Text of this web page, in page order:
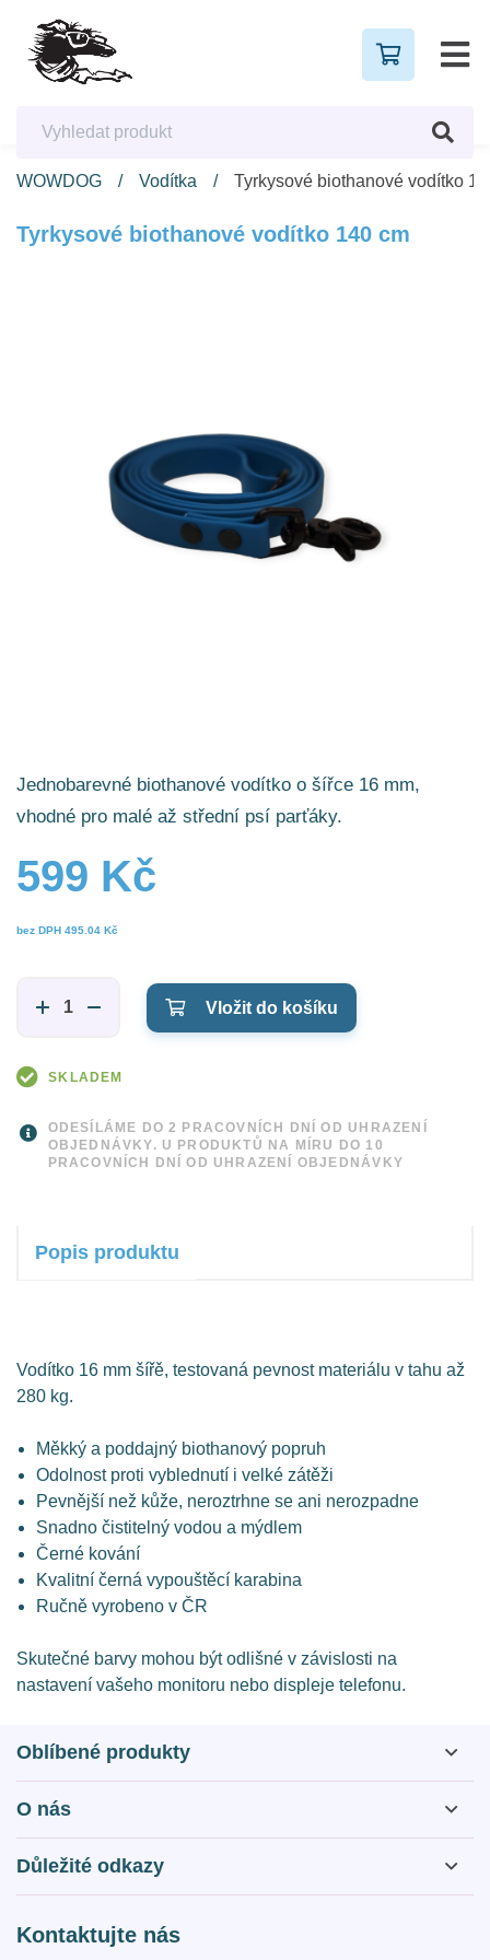
WOWDOG Vodítka Tyrkysové biothanové vodítko
Tyrkysové biothanové vodítko 140 cm
Jednobarevné biothanové vodítko o šířce 16 mm,
vhodné pro malé až střední psí parťáky.
599 Kč
bez DPH 495.04 Kč
Vložit do košíku
SKLADEM
ODESÍLÁME DO 2 PRACOVNÍCH DNÍ OD UHRAZENÍ
OBJEDNÁVKY. U PRODUKTŮ NA MÍRU DO 10
PRACOVNÍCH DNÍ OD UHRAZENÍ OBJEDNÁVKY
Popis produktu
Vodítko 16 mm šířě, testovaná pevnost materiálu v tahu až
280 kg.
Měkký a poddajný biothanový popruh
Odolnost proti vyblednutí i velké zátěži
Pevnější než kůže, neroztrhne se ani nerozpadne
Snadno čistitelný vodou a mýdlem
Černé kování
Kvalitní černá vypouštěcí karabina
Ručně vyrobeno v ČR
Skutečné barvy mohou být odlišné v závislosti na
nastavení vašeho monitoru nebo displeje telefonu.
Oblíbené produkty
O nás
O nás
Otázky a odpovědi
Kontakty
Důležité odkazy
Kontaktujte nás